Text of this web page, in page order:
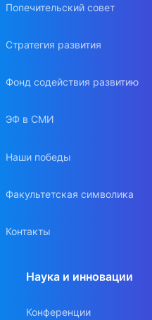
Попечительский совет
Стратегия развития
Фонд содействия развитию
ЭФ в СМИ
Наши победы
Факультетская символика
Контакты
Наука и инновации
Конференции